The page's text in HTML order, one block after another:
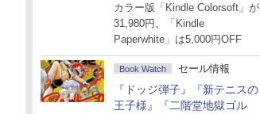
カラー版「Kindle Colorsoft」が
31,980円。「Kindle
Paperwhite」は5,000円OFF
Book Watch セール情報
『ドッジ弾子』『新テニスの
王子様』『二階堂地獄ゴル